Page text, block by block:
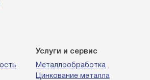
Услуги и сервис
Металлообработка
Цинкование металла